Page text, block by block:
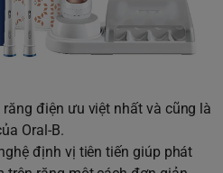
điện ưu việt nhất và cũng là
Oral-B.
định vị tiên tiến giúp phát